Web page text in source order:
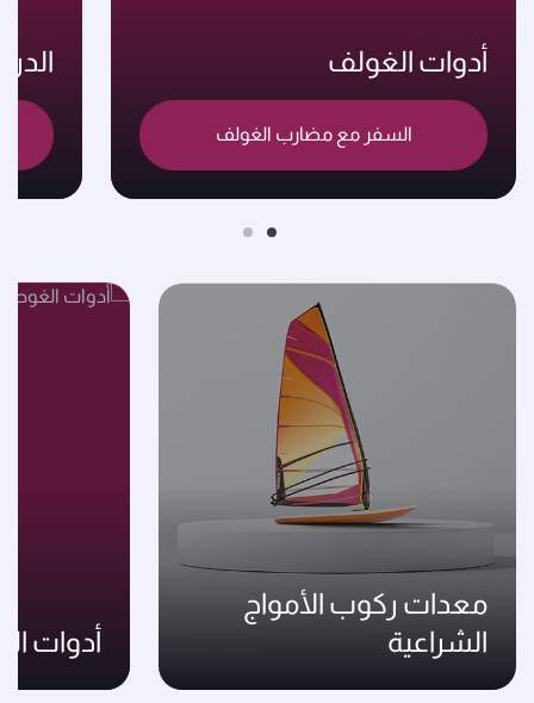
أدوات الغولف
السفر مع مضارب الغولف
معدات ركوب الأمواج
الشراعية
أدوات